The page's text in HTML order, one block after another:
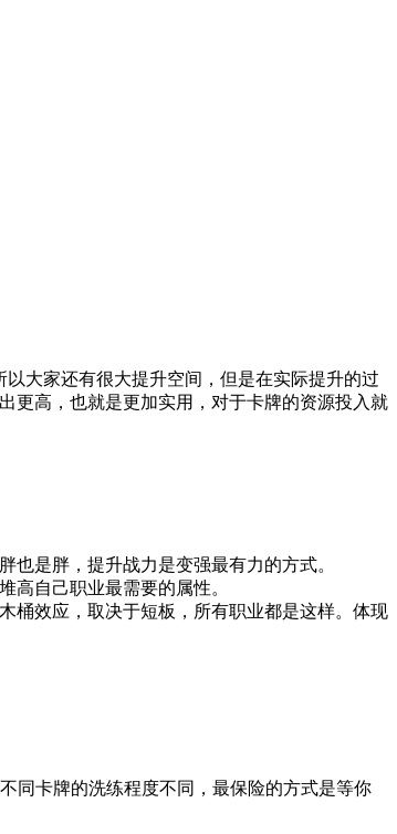
以大家还有很大提升空间，但是在实际提升的过
更高，也就是更加实用，对于卡牌的资源投入就
也是胖，提升战力是变强最有力的方式。
高自己职业最需要的属性。
桶效应，取决于短板，所有职业都是这样。体现
同卡牌的洗练程度不同，最保险的方式是等你